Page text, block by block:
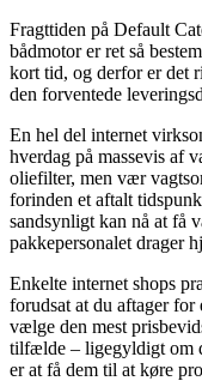
Fragttiden på Default
bådmotor er ret så
kort tid, og derfor er det
den forventede
En hel del internet
hverdag på massevis af
oliefilter, men vær
forinden et aftalt
sandsynligt kan nå at få
pakkepersonalet drager
Enkelte internet shops
forudsat at du aftager for
vælge den mest
tilfælde – ligegyldigt om
er at få dem til at køre